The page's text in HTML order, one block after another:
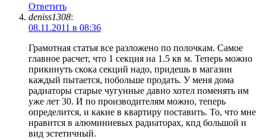
Ответить
deniss1308:
08.11.2011 в 08:36
Грамотная статья все разложено по полочкам. Самое
главное расчет, что 1 секция на 1.5 кв м. Теперь можно
прикинуть скока секций надо, придешь в магазин
каждый пытается, побольше продать. У меня дома
радиаторы старые чугунные давно хотел поменять им
уже лет 30. И по производителям можно, теперь
определится, и какие в квартиру поставить. То, что мне
нравится в алюминиевых радиаторах, кпд большой и
вид эстетичный.